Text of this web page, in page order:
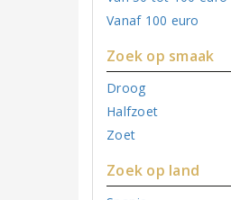
Vanaf 100 euro
Zoek op smaak
Droog
Halfzoet
Zoet
Zoek op land